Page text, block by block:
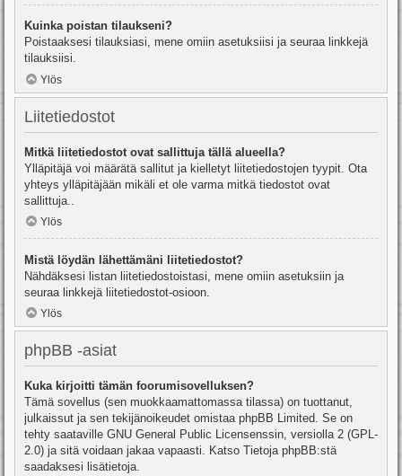
Kuinka poistan tilaukseni?
Poistaaksesi tilauksiasi, mene omiin asetuksiisi ja seuraa linkkejä
tilauksiisi.
Ylös
Liitetiedostot
Mitkä liitetiedostot ovat sallittuja tällä alueella?
Ylläpitäjä voi määrätä sallitut ja kielletyt liitetiedostojen tyypit. Ota
yhteys ylläpitäjään mikäli et ole varma mitkä tiedostot ovat
sallittuja..
Ylös
Mistä löydän lähettämäni liitetiedostot?
Nähdäksesi listan liitetiedostoistasi, mene omiin asetuksiin ja
seuraa linkkejä liitetiedostot-osioon.
Ylös
phpBB -asiat
Kuka kirjoitti tämän foorumisovelluksen?
Tämä sovellus (sen muokkaamattomassa tilassa) on tuottanut,
julkaissut ja sen tekijänoikeudet omistaa phpBB Limited. Se on
tehty saataville GNU General Public Licensenssin, versiolla 2 (GPL-
2.0) ja sitä voidaan jakaa vapaasti. Katso Tietoja phpBB:stä
saadaksesi lisätietoja.